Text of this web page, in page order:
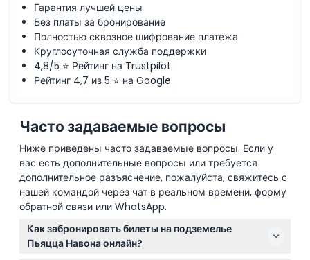
Гарантия лучшей цены
Без платы за бронирование
Полностью сквозное шифрование платежа
Круглосуточная служба поддержки
4,8/5 ⭐ Рейтинг на Trustpilot
Рейтинг 4,7 из 5 ⭐ на Google
Часто задаваемые вопросы
Ниже приведены часто задаваемые вопросы. Если у
вас есть дополнительные вопросы или требуется
дополнительное разъяснение, пожалуйста, свяжитесь с
нашей командой через чат в реальном времени, форму
обратной связи или WhatsApp.
Как забронировать билеты на подземелье
Пьяцца Навона онлайн?